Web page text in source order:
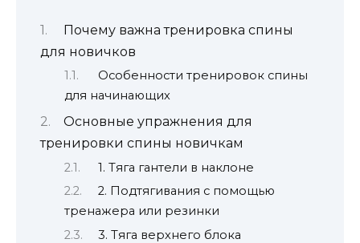
Почему важна тренировка спины
для новичков
Особенности тренировок спины
для начинающих
Основные упражнения для
тренировки спины новичкам
1. Тяга гантели в наклоне
2. Подтягивания с помощью
тренажера или резинки
3. Тяга верхнего блока